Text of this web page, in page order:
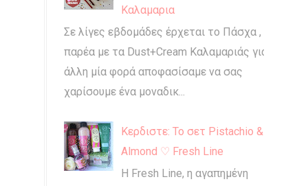
Καλαμαρια
Σε λίγες εβδομάδες έρχεται το Πάσχα , και
παρέα με τα Dust+Cream Καλαμαριάς για
άλλη μία φορά αποφασίσαμε να σας
χαρίσουμε ένα μοναδικ...
Κερδιστε: Το σετ Pistachio &
Almond ♡ Fresh Line
Η Fresh Line, η αγαπημένη